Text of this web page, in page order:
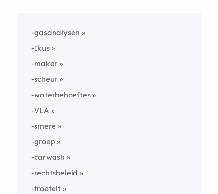
-gasanalysen
-Ikus
-maker
-scheur
-waterbehoeftes
-VLA
-smere
-groep
-carwash
-rechtsbeleid
-troetelt